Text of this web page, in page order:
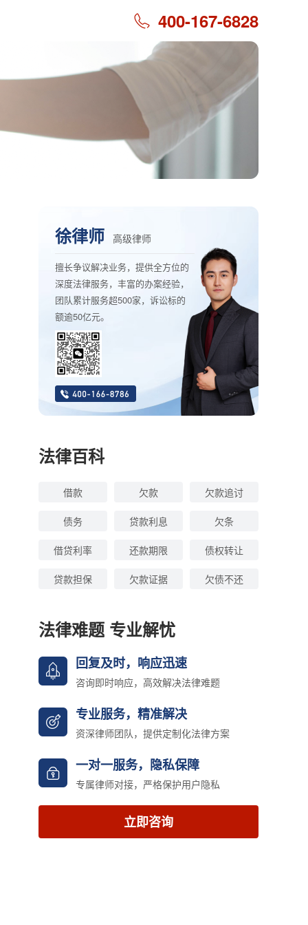
400-167-6828
徐律师 高级律师
擅长争议解决业务，提供全方位的
深度法律服务，丰富的办案经验，
团队累计服务超500家，诉讼标的
额逾50亿元。
法律百科
借款 欠款 欠款追讨
债务 贷款利息 欠条
借贷利率 还款期限 债权转让
贷款担保 欠款证据 欠债不还
法律难题 专业解忧
回复及时，响应迅速
咨询即时响应，高效解决法律难题
专业服务，精准解决
资深律师团队，提供定制化法律方案
一对一服务，隐私保障
专属律师对接，严格保护用户隐私
立即咨询